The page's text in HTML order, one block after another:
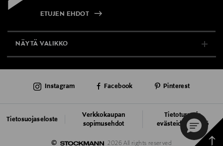
ETUJEN EHDOT
NÄYTÄ VALIKKO
AJANKOHTAISTA
©
2026 All rights reserved
Tietosuojaseloste
Verkkokaupan
sopimusehdot
Tietoturva ja
evästeiden käyttö
Instagram Facebook Pinterest